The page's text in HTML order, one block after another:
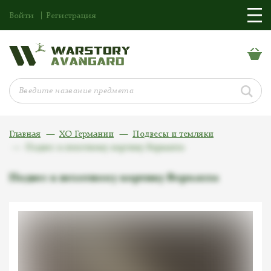
Войти Регистрация
Главная ХО Германии
Подвесы и темляки
Подвес к пехотному кортику Вермахта